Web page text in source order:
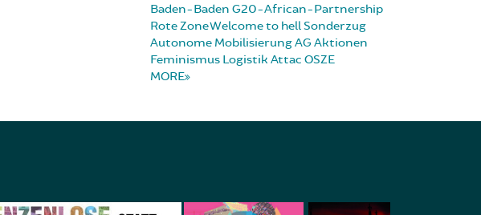
Baden-Baden G20-African-Partnership
Rote ZoneWelcome to hellSonderzug
Autonome MobilisierungAG Aktionen
Feminismus Logistik Attac OSZE
MORE